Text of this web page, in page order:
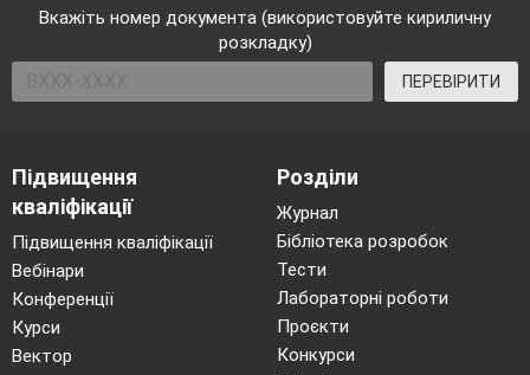
Вкажіть номер документа (використовуйте кириличну
розкладку)
ПЕРЕВІРИТИ
Підвищення
кваліфікації
Підвищення кваліфікації
Вебінари
Конференції
Курси
Вектор
Розділи
Журнал
Бібліотека розробок
Тести
Лабораторні роботи
Проєкти
Конкурси